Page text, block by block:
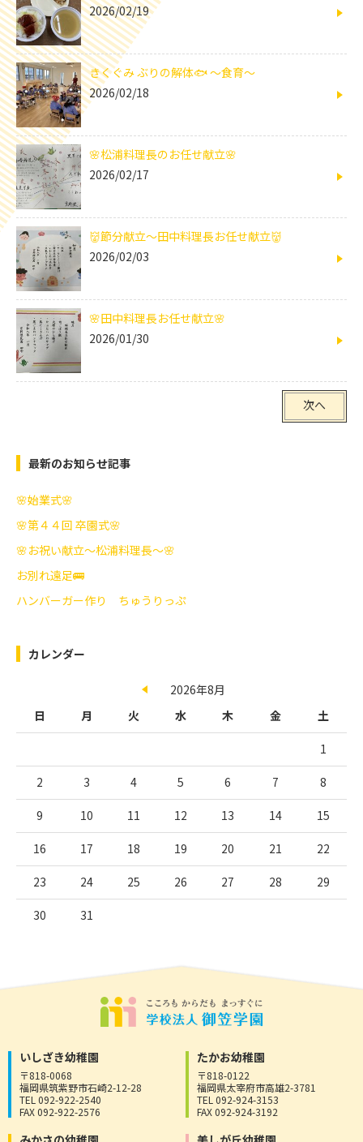
2026/02/19
きくぐみ ぶりの解体🐟 ～食育～
2026/02/18
🌸松浦料理長のお任せ献立🌸
2026/02/17
👹節分献立～田中料理長お任せ献立👹
2026/02/03
🌸田中料理長お任せ献立🌸
2026/01/30
次へ
最新のお知らせ記事
🌸始業式🌸
🌸第４４回 卒園式🌸
🌸お祝い献立～松浦料理長～🌸
お別れ遠足🚌
ハンバーガー作り ちゅうりっぷ
カレンダー
2026年8月
日
月 火 水 木 金 土
1
2 3 4 5 6 7 8
9 10 11 12 13 14 15
16 17 18 19 20 21 22
23 24 25 26 27 28 29
30 31
いしざき幼稚園
〒818-0068
福岡県筑紫野市石崎2-12-28
TEL 092-922-2540
FAX 092-922-2576
たかお幼稚園
〒818-0122
福岡県太宰府市高雄2-3781
TEL 092-924-3153
FAX 092-924-3192